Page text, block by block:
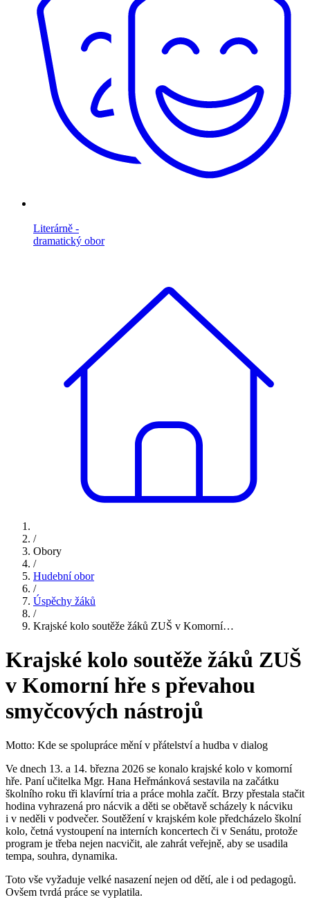
Literárně -
dramatický obor
/
Obory
/
Hudební obor
/
Úspěchy žáků
/
Krajské kolo soutěže žáků ZUŠ v Komorní…
Krajské kolo soutěže žáků ZUŠ
v Komorní hře s převahou
smyčcových nástrojů
Motto: Kde se spolupráce mění v přátelství a hudba v dialog
Ve dnech 13. a 14. března 2026 se konalo krajské kolo v komorní
hře. Paní učitelka Mgr. Hana Heřmánková sestavila na začátku
školního roku tři klavírní tria a práce mohla začít. Brzy přestala stačit
hodina vyhrazená pro nácvik a děti se obětavě scházely k nácviku
i v neděli v podvečer. Soutěžení v krajském kole předcházelo školní
kolo, četná vystoupení na interních koncertech či v Senátu, protože
program je třeba nejen nacvičit, ale zahrát veřejně, aby se usadila
tempa, souhra, dynamika.
Toto vše vyžaduje velké nasazení nejen od dětí, ale i od pedagogů.
Ovšem tvrdá práce se vyplatila.